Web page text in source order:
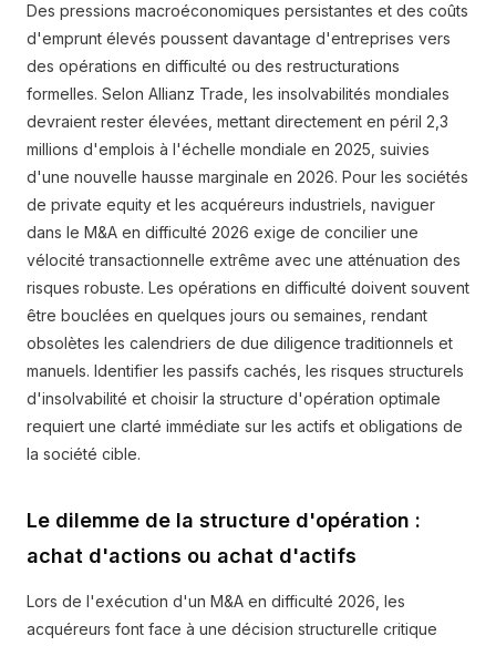
Des pressions macroéconomiques persistantes et des coûts
d'emprunt élevés poussent davantage d'entreprises vers
des opérations en difficulté ou des restructurations
formelles. Selon Allianz Trade, les insolvabilités mondiales
devraient rester élevées, mettant directement en péril 2,3
millions d'emplois à l'échelle mondiale en 2025, suivies
d'une nouvelle hausse marginale en 2026. Pour les sociétés
de private equity et les acquéreurs industriels, naviguer
dans le M&A en difficulté 2026 exige de concilier une
vélocité transactionnelle extrême avec une atténuation des
risques robuste. Les opérations en difficulté doivent souvent
être bouclées en quelques jours ou semaines, rendant
obsolètes les calendriers de due diligence traditionnels et
manuels. Identifier les passifs cachés, les risques structurels
d'insolvabilité et choisir la structure d'opération optimale
requiert une clarté immédiate sur les actifs et obligations de
la société cible.
Le dilemme de la structure d'opération :
achat d'actions ou achat d'actifs
Lors de l'exécution d'un M&A en difficulté 2026, les
acquéreurs font face à une décision structurelle critique